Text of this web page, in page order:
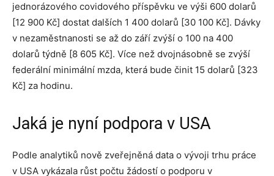
jednorázového covidového příspěvku ve výši 600 dolarů
[12 900 Kč] dostat dalších 1 400 dolarů [30 100 Kč]. Dávky
v nezaměstnanosti se až do září zvýší o 100 na 400
dolarů týdně [8 605 Kč]. Více než dvojnásobně se zvýší
federální minimální mzda, která bude činit 15 dolarů [323
Kč] za hodinu.
Jaká je nyní podpora v USA
Podle analytiků nově zveřejněná data o vývoji trhu práce
v USA vykázala růst počtu žádostí o podporu v